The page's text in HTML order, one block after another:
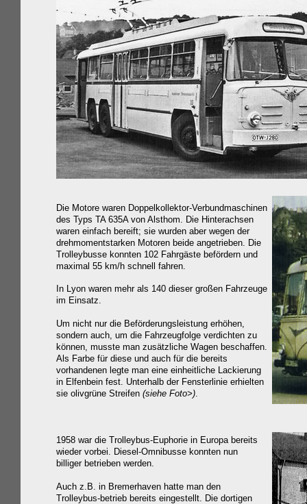
Die Motore waren Doppelkollektor-Verbundmaschinen
des Typs TA 635A von Alsthom. Die Hinterachsen
waren einfach bereift; sie wurden aber wegen der
drehmomentstarken Motoren beide angetrieben. Die
Trolleybusse konnten 102 Fahrgäste befördern und
maximal 55 km/h schnell fahren.
In Lyon waren mehr als 140 dieser großen Fahrzeuge
im Einsatz.
Um nicht nur die Beförderungsleistung erhöhen,
sondern auch, um die Fahrzeugfolge verdichten zu
können, musste man zusätzliche Wagen beschaffen.
Als Farbe für diese und auch für die bereits
vorhandenen legte man eine einheitliche Lackierung
in Elfenbein fest. Unterhalb der Fensterlinie erhielten
sie olivgrüne Streifen (siehe Foto>).
1958 war die Trolleybus-Euphorie in Europa bereits
wieder vorbei. Diesel-Omnibusse konnten nun
billiger betrieben werden.
Auch z.B. in Bremerhaven hatte man den
Trolleybus-betrieb bereits eingestellt. Die dortigen